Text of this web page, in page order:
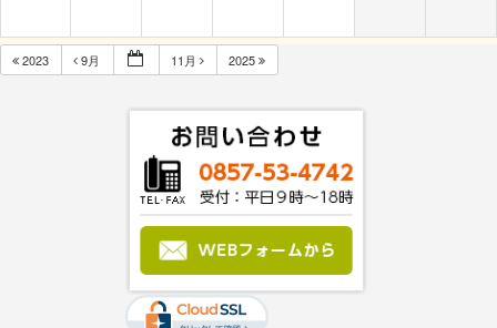
2023 9月 11月
2025